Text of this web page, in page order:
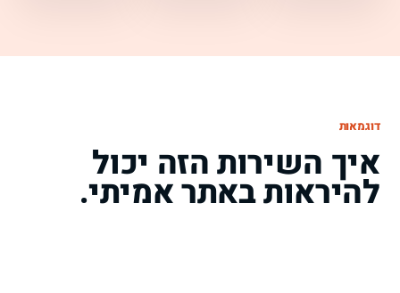
דוגמאות
איך השירות הזה יכול
להיראות באתר אמיתי.